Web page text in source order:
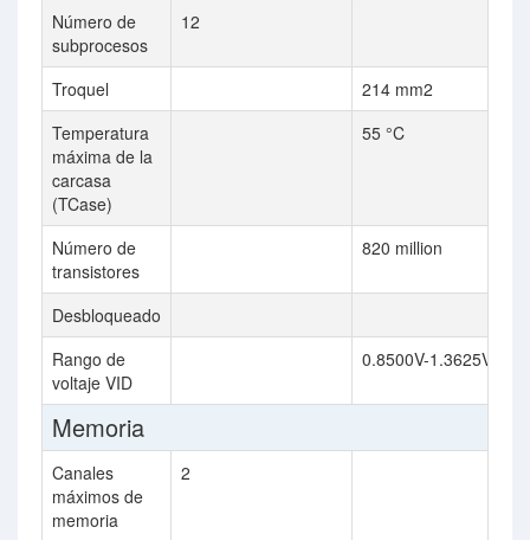
Número de
subprocesos
12
Troquel
214 mm2
Temperatura
máxima de la
carcasa
(TCase)
55 °C
Número de
transistores
820 million
Desbloqueado
Rango de
voltaje VID
0.8500V-1.3625V
Memoria
Canales
máximos de
memoria
2